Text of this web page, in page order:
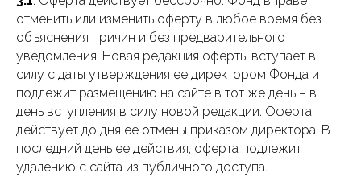
отменить или изменить оферту в любое время без
объяснения причин и без предварительного
уведомления. Новая редакция оферты вступает в
силу с даты утверждения ее директором Фонда и
подлежит размещению на сайте в тот же день – в
день вступления в силу новой редакции. Оферта
действует до дня ее отмены приказом директора. В
последний день ее действия, оферта подлежит
удалению с сайта из публичного доступа.